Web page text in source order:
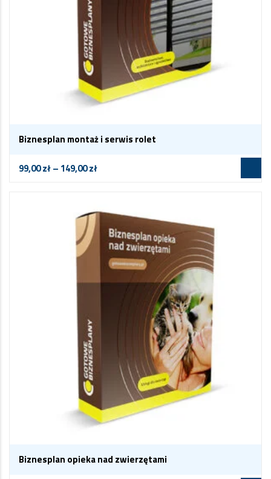
Biznesplan montaż i serwis rolet
99,00zł– 149,00zł
Biznesplan opieka nad zwierzętami